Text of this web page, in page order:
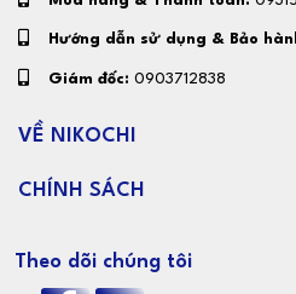
Hướng dẫn sử dụng & Bảo
Giám đốc: 0903712838
VỀ NIKOCHI
CHÍNH SÁCH
Theo dõi chúng tôi